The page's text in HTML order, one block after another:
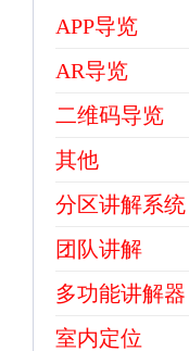
APP导览
AR导览
二维码导览
其他
分区讲解系统
团队讲解
多功能讲解器
室内定位